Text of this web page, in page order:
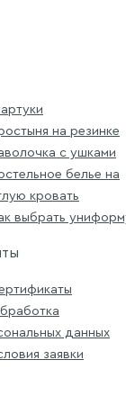
на резинке
с ушками
белье на
кровать
выбрать
данных
заявки